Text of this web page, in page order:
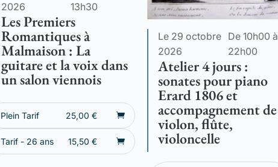
2026
13h30
Les Premiers
Romantiques à
Malmaison : La
guitare et la voix dans
un salon viennois
Plein Tarif 25,00 €
Tarif - 26 ans 15,50 €
Le 29 octobre
2026
De 10h00 à
22h00
Atelier 4 jours :
sonates pour piano
Erard 1806 et
accompagnement de
violon, flûte,
violoncelle